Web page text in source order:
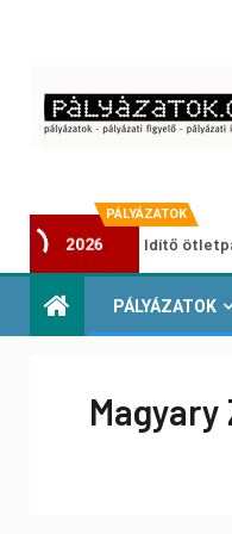
PÁLYÁZATOK
2026
Városzöldítő ötletpályázat
PÁLYÁZATOK